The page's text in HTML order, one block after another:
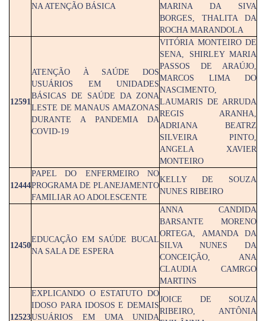
NA ATENÇÃO BÁSICA
MARINA DA SIVA
BORGES, THALITA DA
ROCHA MARANDOLA
12591
ATENÇÃO À SAÚDE DOS
USUÁRIOS EM UNIDADES
BÁSICAS DE SAÚDE DA ZONA
LESTE DE MANAUS AMAZONAS
DURANTE A PANDEMIA DA
COVID-19
VITÓRIA MONTEIRO DE
SENA, SHIRLEY MARIA
PASSOS DE ARAÚJO,
MARCOS LIMA DO
NASCIMENTO,
LAUMARIS DE ARRUDA
REGIS ARANHA,
ADRIANA BEATRZ
SILVEIRA PINTO,
ANGELA XAVIER
MONTEIRO
12444
PAPEL DO ENFERMEIRO NO
PROGRAMA DE PLANEJAMENTO
FAMILIAR AO ADOLESCENTE
KELLY DE SOUZA
NUNES RIBEIRO
12450
EDUCAÇÃO EM SAÚDE BUCAL
NA SALA DE ESPERA
ANNA CANDIDA
BARSANTE MORENO
ORTEGA, AMANDA DA
SILVA NUNES DA
CONCEIÇÃO, ANA
CLAUDIA CAMRGO
MARTINS
12523
EXPLICANDO O ESTATUTO DO
IDOSO PARA IDOSOS E DEMAIS
USUÁRIOS EM UMA UNIDA
JOICE DE SOUZA
RIBEIRO, ANTÔNIA